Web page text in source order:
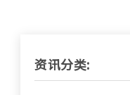
资讯分类: